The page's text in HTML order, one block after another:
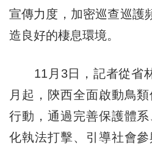
宣傳力度，加密巡查巡護
造良好的棲息環境。
11月3日，記者從省
月起，陝西全面啟動鳥
行動，通過完善保護體
化執法打擊、引導社會